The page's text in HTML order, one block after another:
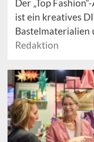
Der „Top
ist ein kreatives
Bastelmaterialien
Redaktion